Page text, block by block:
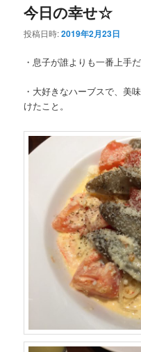
今日の幸せ☆
投稿日時:2019年2月23日
・息子が誰よりも一番上手だ
・大好きなハーブスで、美
けたこと。